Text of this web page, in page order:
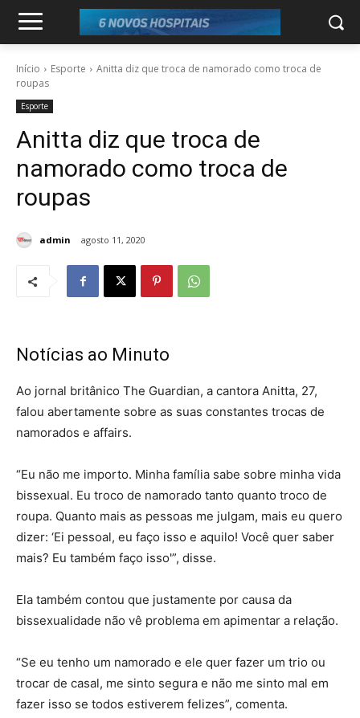
Início Esporte
Anitta diz que troca de namorado como troca de
roupas
Esporte
Anitta diz que troca de
namorado como troca de
roupas
admin agosto 11, 2020
Notícias ao Minuto
Ao jornal britânico The Guardian, a cantora Anitta, 27,
falou abertamente sobre as suas constantes trocas de
namorados e affairs.
“Eu não me importo. Minha família sabe sobre minha vida
bissexual. Eu troco de namorado tanto quanto troco de
roupa. Quanto mais as pessoas me julgam, mais eu quero
dizer: ‘Ei pessoal, eu faço isso e aquilo! Você quer saber
mais? Eu também faço isso'”, disse.
Ela também contou que justamente por causa da
bissexualidade não vê problema em apimentar a relação.
“Se eu tenho um namorado e ele quer fazer um trio ou
trocar de casal, me sinto segura e não me sinto mal em
fazer isso se todos estiverem felizes”, comenta.